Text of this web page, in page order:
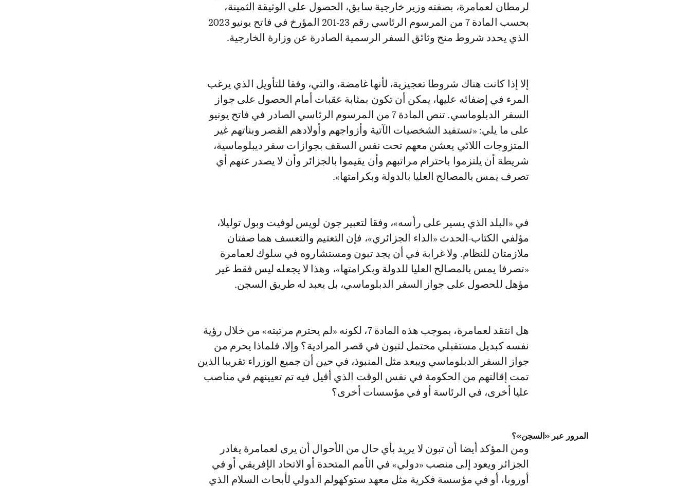
لرمطان لعمامرة، بصفته وزير خارجية سابق، الحصول على الوثيقة الثمينة،
بحسب المادة 7 من المرسوم الرئاسي رقم 23-201 المؤرخ في فاتح يونيو 2023
الذي يحدد شروط منح وثائق السفر الرسمية الصادرة عن وزارة الخارجية.
إلا إذا كانت هناك شروطا تعجيزية، لأنها غامضة، والتي، وفقا للتأويل الذي يرغب
المرء في إضفائه عليها، يمكن أن تكون بمثابة عقبات أمام الحصول على جواز
السفر الدبلوماسي. تنص المادة 7 من المرسوم الرئاسي الصادر في فاتح يونيو
على ما يلي: «تستفيد الشخصيات الآتية وأزواجهم وأولادهم القصر وبناتهم غير
المتزوجات اللائي يعشن معهم تحت نفس السقف بجوازات سفر ديبلوماسية،
شريطة أن يلتزموا باحترام مراتبهم وأن يقيموا بالجزائر وأن لا يصدر عنهم أي
تصرف يمس بالمصالح العليا بالدولة وبكرامتها».
في «البلد الذي يسير على رأسه»، وفقا لتعبير جون لويس لوفيت وبول توليلا،
مؤلفي الكتاب-الحدث «الداء الجزائري»، فإن التعتيم والتعسف هما صفتان
ملازمتان للنظام. ولا غرابة في أن يجد تبون ومستشاروه في سلوك لعمامرة
«تصرفا يمس بالمصالح العليا للدولة وبكرامتها»، وهذا لا يجعله ليس فقط غير
مؤهل للحصول على جواز السفر الدبلوماسي، بل يعبد له طريق السجن.
هل انتقد لعمامرة، بموجب هذه المادة 7، لكونه «لم يحترم مرتبته» من خلال رؤية
نفسه كبديل مستقبلي محتمل لتبون في قصر المرادية؟ وإلا، فلماذا يحرم من
جواز السفر الدبلوماسي ويبعد مثل المنبوذ، في حين أن جميع الوزراء تقريبا الذين
تمت إقالتهم من الحكومة في نفس الوقت الذي أقيل فيه تم تعيينهم في مناصب
عليا أخرى، في الرئاسة أو في مؤسسات أخرى؟
المرور عبر «السجن»؟
ومن المؤكد أيضا أن تبون لا يريد بأي حال من الأحوال أن يرى لعمامرة يغادر
الجزائر ويعود إلى منصب «دولي» في الأمم المتحدة أو الاتحاد الإفريقي أو في
أوروبا، أو في مؤسسة فكرية مثل معهد ستوكهولم الدولي لأبحاث السلام الذي